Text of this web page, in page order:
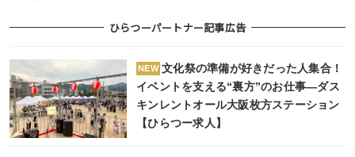
ひらつーパートナー記事広告
NEW 文化祭の準備が好きだった人集合！
イベントを支える“裏方”のお仕事―ダス
キンレントオール大阪枚方ステーション
【ひらつー求人】